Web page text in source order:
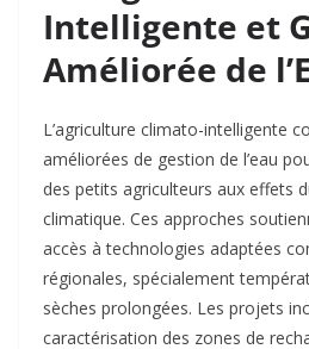
Intelligente et
Améliorée de
L’agriculture climato-intelligente
améliorées de gestion de l’eau
des petits agriculteurs aux effets
climatique. Ces approches
accès à technologies adaptées
régionales, spécialement
sèches prolongées. Les projets
caractérisation des zones de